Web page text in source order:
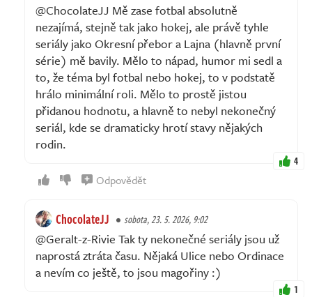
@ChocolateJJ Mě zase fotbal absolutně
nezajímá, stejně tak jako hokej, ale právě tyhle
seriály jako Okresní přebor a Lajna (hlavně první
série) mě bavily. Mělo to nápad, humor mi sedl a
to, že téma byl fotbal nebo hokej, to v podstatě
hrálo minimální roli. Mělo to prostě jistou
přidanou hodnotu, a hlavně to nebyl nekonečný
seriál, kde se dramaticky hrotí stavy nějakých
rodin.
4
Odpovědět
ChocolateJJ sobota, 23. 5. 2026, 9:02
@Geralt-z-Rivie Tak ty nekonečné seriály jsou už
naprostá ztráta času. Nějaká Ulice nebo Ordinace
a nevím co ještě, to jsou magořiny :)
1